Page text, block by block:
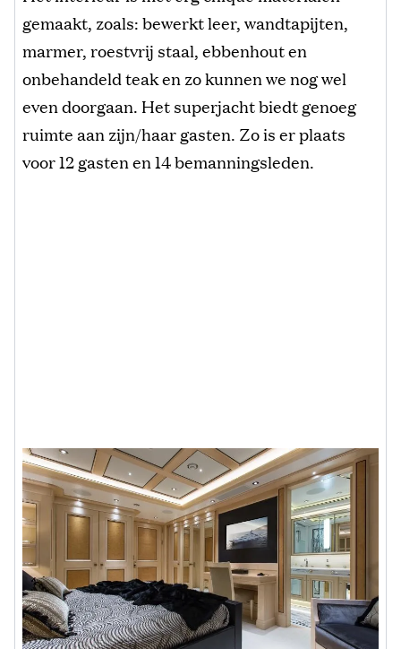
gemaakt, zoals: bewerkt leer, wandtapijten,
marmer, roestvrij staal, ebbenhout en
onbehandeld teak en zo kunnen we nog wel
even doorgaan. Het superjacht biedt genoeg
ruimte aan zijn/haar gasten. Zo is er plaats
voor 12 gasten en 14 bemanningsleden.